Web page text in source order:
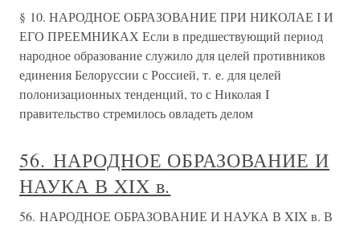
§ 10. НАРОДНОЕ ОБРАЗОВАНИЕ ПРИ НИКОЛАЕ І И
ЕГО ПРЕЕМНИКАХ Если в предшествующий период
народное образование служило для целей противников
единения Белоруссии с Россией, т. е. для целей
полонизационных тенденций, то с Николая I
правительство стремилось овладеть делом
56. НАРОДНОЕ ОБРАЗОВАНИЕ И
НАУКА В XIX в.
56. НАРОДНОЕ ОБРАЗОВАНИЕ И НАУКА В XIX в. В